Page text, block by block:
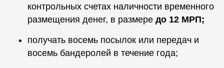
контрольных счетах наличности временного
размещения денег, в размере до 12 МРП;
получать восемь посылок или передач и
восемь бандеролей в течение года;